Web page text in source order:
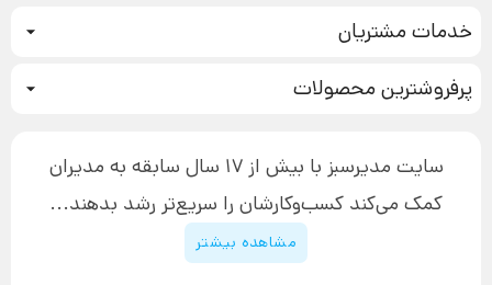
بازاریابی عصبی
تبلیغ نویسی
افزایش عملکرد
چگونه کتاب بنویسیم
دوره اینستاگرام
خدمات مشتریان
آموزش دسترسی به دانلود فایل‌ها
پیگیری سفارش
پشتیبانی
قوانین و مقررات سایت
پرفروشترین محصولاتدوره جدید سیستم سازی
سایت مدیرسبز با بیش از 17 سال سابقه به مدیران
کمک می‌کند کسب‌و‌کارشان را سریع‌تر رشد بدهند...
مشاهده بیشتر